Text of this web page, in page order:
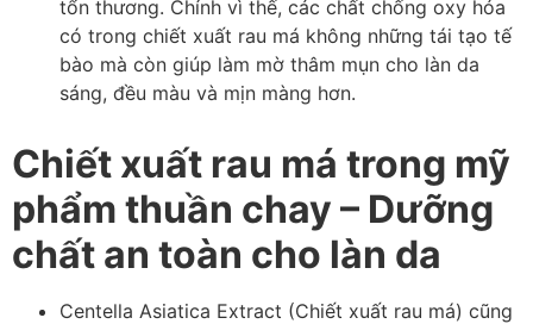
tổn thương. Chính vì thế, các chất chống oxy hóa
có trong chiết xuất rau má không những tái tạo tế
bào mà còn giúp làm mờ thâm mụn cho làn da
sáng, đều màu và mịn màng hơn.
Chiết xuất rau má trong mỹ
phẩm thuần chay – Dưỡng
chất an toàn cho làn da
Centella Asiatica Extract (Chiết xuất rau má) cũng